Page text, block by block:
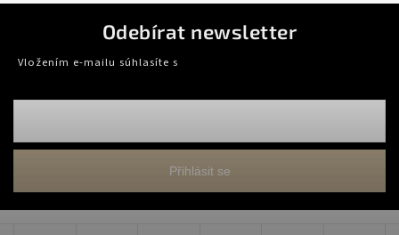
Odebírat newsletter
Vložením e-mailu súhlasíte s
Přihlásit se